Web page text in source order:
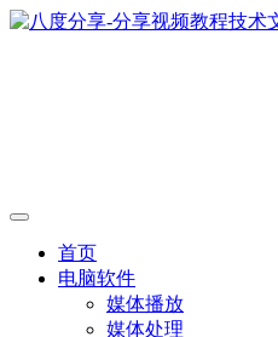
首页
电脑软件
媒体播放
媒体处理